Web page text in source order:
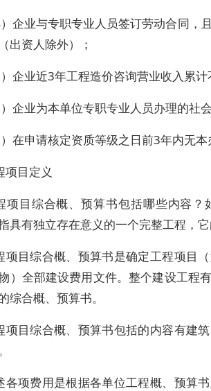
）企业与专职专业人员签订劳动合同
出资人除外）；
）企业近3年工程造价咨询营业收入累
）企业为本单位专职专业人员办理的社
）在申请核定资质等级之日前3年内无
项目定义
项目综合概、预算书包括哪些内容
具有独立存在意义的一个完整工程，
项目综合概、预算书是确定工程项目
）全部建设费用文件。整个建设工程
综合概、预算书。
项目综合概、预算书包括的内容有建
各项费用是根据各单位工程概、预算